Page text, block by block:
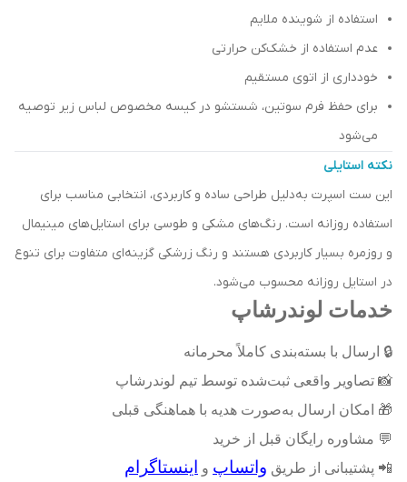
استفاده از شوینده ملایم
عدم استفاده از خشک‌کن حرارتی
خودداری از اتوی مستقیم
برای حفظ فرم سوتین، شستشو در کیسه مخصوص لباس زیر توصیه
می‌شود
نکته استایلی
این ست اسپرت به‌دلیل طراحی ساده و کاربردی، انتخابی مناسب برای
استفاده روزانه است. رنگ‌های مشکی و طوسی برای استایل‌های مینیمال
و روزمره بسیار کاربردی هستند و رنگ زرشکی گزینه‌ای متفاوت برای تنوع
در استایل روزانه محسوب می‌شود.
خدمات لوندرشاپ
🔒 ارسال با بسته‌بندی کاملاً محرمانه
📸 تصاویر واقعی ثبت‌شده توسط تیم لوندرشاپ
🎁 امکان ارسال به‌صورت هدیه با هماهنگی قبلی
💬 مشاوره رایگان قبل از خرید
📲 پشتیبانی از طریق واتساپ و اینستاگرام